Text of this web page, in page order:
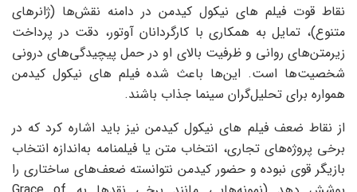
نقاط قوت فیلم های نیکول کیدمن در دامنه نقش‌ها (ژانرهای
متنوع)، تمایل به همکاری با کارگردانان آوتور، دقت در پرداخت
زیرمتن‌های روانی و ظرفیت بالای او در حمل پیچیدگی‌های درونی
شخصیت‌ها است. این‌ها باعث شده فیلم های نیکول کیدمن
همواره برای تحلیل‌گران سینما جذاب باشند.
از نقاط ضعف فیلم های نیکول کیدمن نیز باید اشاره کرد که در
برخی پروژه‌های تجاری، انتخاب متن یا فیلمنامه به‌اندازه انتخاب
بازیگر قوی نبوده و حضور کیدمن نتوانسته ضعف‌های ساختاری را